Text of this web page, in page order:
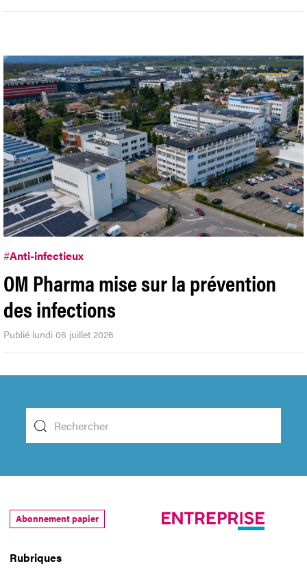
#Anti-infectieux
OM Pharma mise sur la prévention
des infections
Publié lundi 06 juillet 2026
Rubriques
Abonnement papier